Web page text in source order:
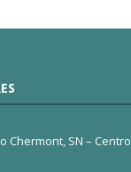
Chermont, SN – Centro